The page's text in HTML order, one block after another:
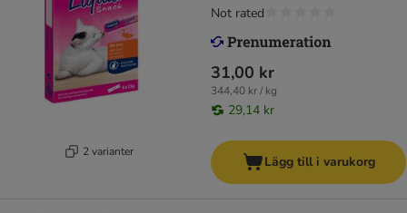
2 varianter
31,00 kr
344,40 kr / kg
29,14 kr
Not rated
Lägg till i varukorg